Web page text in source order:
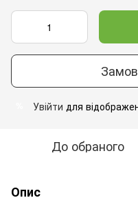
Увійти для
До обраного
Опис